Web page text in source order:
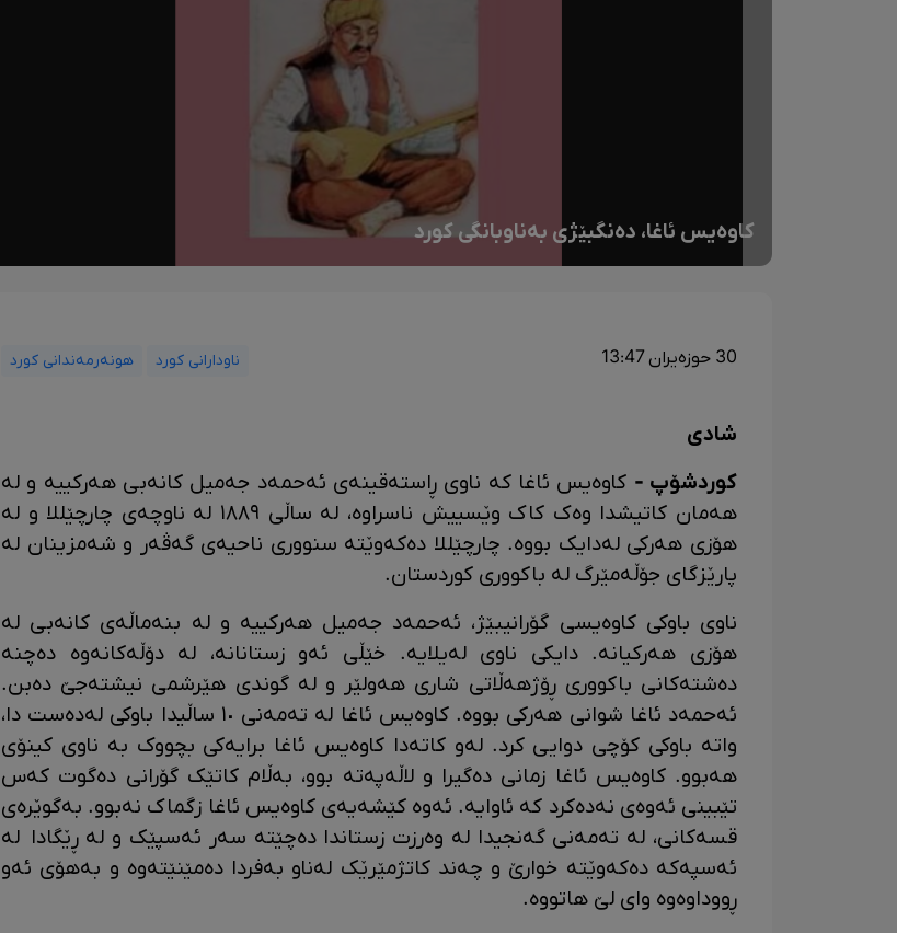
کاوەیس ئاغا، دەنگبێژی بەناوبانگی کورد
30 حوزەیران 13:47 ناودارانی کورد هونەرمەندانی کورد
شادی
کوردشۆپ - کاوەیس ئاغا کە ناوی ڕاستەقینەی ئەحمەد جەمیل کانەبی هەرکییە و لە
هەمان کاتیشدا وەک کاک وێسییش ناسراوە، لە ساڵی ١٨٨٩ لە ناوچەی چارچێللا و لە
هۆزی هەرکی لەدایک بووە. چارچێللا دەکەوێتە سنووری ناحیەی گەڤەر و شەمزینان لە
پارێزگای جۆڵەمێرگ لە باکووری کوردستان.
ناوی باوکی کاوەیسی گۆرانیبێژ، ئەحمەد جەمیل هەرکییە و لە بنەماڵەی کانەبی لە
هۆزی هەرکیانە. دایکی ناوی لەیلایە. خێڵی ئەو زستانانە، لە دۆڵەکانەوە دەچنە
دەشتەکانی باکووری ڕۆژهەڵاتی شاری هەولێر و لە گوندی هێرشمی نیشتەجێ دەبن.
ئەحمەد ئاغا شوانی هەرکی بووە. کاوەیس ئاغا لە تەمەنی ١٠ ساڵیدا باوکی لەدەست دا،
واتە باوکی کۆچی دوایی کرد. لەو کاتەدا کاوەیس ئاغا برایەکی بچووک بە ناوی کینۆی
هەبوو. کاوەیس ئاغا زمانی دەگیرا و لاڵەپەتە بوو، بەڵام کاتێک گۆرانی دەگوت کەس
تێبینی ئەوەی نەدەکرد کە ئاوایە. ئەوە کێشەیەی کاوەیس ئاغا زگماک نەبوو. بەگوێرەی
قسەکانی، لە تەمەنی گەنجیدا لە وەرزت زستاندا دەچێتە سەر ئەسپێک و لە ڕێگادا لە
ئەسپەکە دەکەوێتە خوارێ و چەند کاتژمێرێک لەناو بەفردا دەمێنێتەوە و بەهۆی ئەو
ڕووداوەوە وای لێ هاتووە.